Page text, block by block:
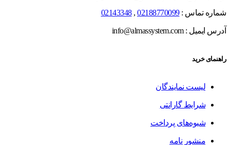
شماره تماس :02188770099
,
02143348
آدرس ایمیل : info@almassystem.com
راهنمای خرید
لیست نمایندگان
شرایط گارانتی
شیوه‌های پرداخت
منشور نامه